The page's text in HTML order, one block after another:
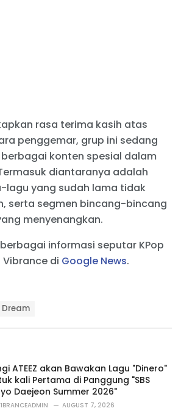
rasa terima kasih atas
penggemar, grup ini sedang
konten spesial dalam
diantaranya adalah
lagu yang sudah lama tidak
serta segmen bincang-bincang
menyenangkan.
informasi seputar KPop
di Google News.
Dream
ATEEZ akan Bawakan Lagu "Dinero"
kali Pertama di Panggung "SBS
Daejeon Summer 2026"
AUGUST 7, 2026